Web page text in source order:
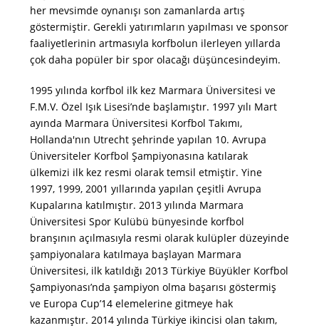
her mevsimde oynanışı son zamanlarda artış
göstermiştir. Gerekli yatırımların yapılması ve sponsor
faaliyetlerinin artmasıyla korfbolun ilerleyen yıllarda
çok daha popüler bir spor olacağı düşüncesindeyim.
1995 yılında korfbol ilk kez Marmara Üniversitesi ve
F.M.V. Özel Işık Lisesi’nde başlamıştır. 1997 yılı Mart
ayında Marmara Üniversitesi Korfbol Takımı,
Hollanda'nın Utrecht şehrinde yapılan 10. Avrupa
Üniversiteler Korfbol Şampiyonasına katılarak
ülkemizi ilk kez resmi olarak temsil etmiştir. Yine
1997, 1999, 2001 yıllarında yapılan çeşitli Avrupa
Kupalarına katılmıştır. 2013 yılında Marmara
Üniversitesi Spor Kulübü bünyesinde korfbol
branşının açılmasıyla resmi olarak kulüpler düzeyinde
şampiyonalara katılmaya başlayan Marmara
Üniversitesi, ilk katıldığı 2013 Türkiye Büyükler Korfbol
Şampiyonası’nda şampiyon olma başarısı göstermiş
ve Europa Cup’14 elemelerine gitmeye hak
kazanmıştır. 2014 yılında Türkiye ikincisi olan takım,